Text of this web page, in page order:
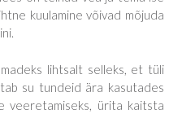
kuulamine võivad mõjuda
lihtsalt selleks, et tüli
su tundeid ära kasutades
veeretamiseks, ürita kaitsta